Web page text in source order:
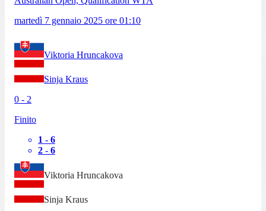
martedì 7 gennaio 2025 ore 01:10
Viktoria Hruncakova
Sinja Kraus
0 - 2
Finito
1 - 6
2 - 6
Viktoria Hruncakova
Sinja Kraus